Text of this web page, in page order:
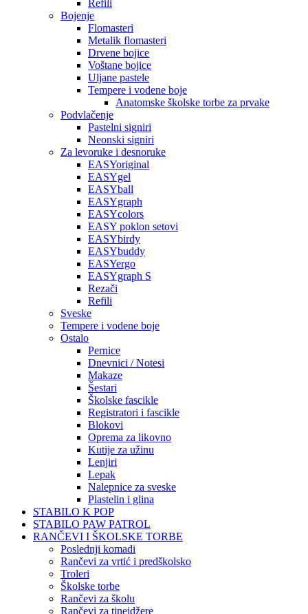
Refili
Bojenje
Flomasteri
Metalik flomasteri
Drvene bojice
Voštane bojice
Uljane pastele
Tempere i vodene boje
Anatomske školske torbe za prvake
Podvlačenje
Pastelni signiri
Neonski signiri
Za levoruke i desnoruke
EASYoriginal
EASYgel
EASYball
EASYgraph
EASYcolors
EASY poklon setovi
EASYbirdy
EASYbuddy
EASYergo
EASYgraph S
Rezači
Refili
Sveske
Tempere i vodene boje
Ostalo
Pernice
Dnevnici / Notesi
Makaze
Šestari
Školske fascikle
Registratori i fascikle
Blokovi
Oprema za likovno
Kutije za užinu
Lenjiri
Lepak
Nalepnice za sveske
Plastelin i glina
STABILO K POP
STABILO PAW PATROL
RANČEVI I ŠKOLSKE TORBE
Poslednji komadi
Rančevi za vrtić i predškolsko
Troleri
Školske torbe
Rančevi za školu
Rančevi za tinejdžere